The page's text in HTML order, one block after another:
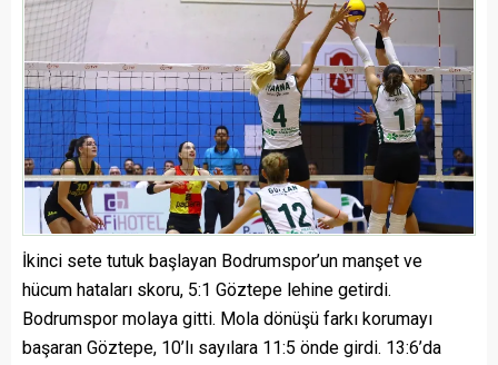
İkinci sete tutuk başlayan Bodrumspor’un manşet ve
hücum hataları skoru, 5:1 Göztepe lehine getirdi.
Bodrumspor molaya gitti. Mola dönüşü farkı korumayı
başaran Göztepe, 10’lı sayılara 11:5 önde girdi. 13:6’da